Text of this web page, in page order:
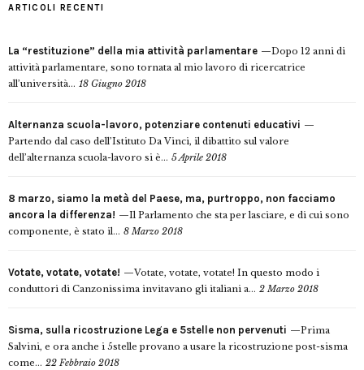
ARTICOLI RECENTI
La “restituzione” della mia attività parlamentare
Dopo 12 anni di
attività parlamentare, sono tornata al mio lavoro di ricercatrice
all’università... 18 Giugno 2018
Alternanza scuola-lavoro, potenziare contenuti educativi
Partendo dal caso dell’Istituto Da Vinci, il dibattito sul valore
dell’alternanza scuola-lavoro si è... 5 Aprile 2018
8 marzo, siamo la metà del Paese, ma, purtroppo, non facciamo
ancora la differenza!
Il Parlamento che sta per lasciare, e di cui sono
componente, è stato il... 8 Marzo 2018
Votate, votate, votate!
Votate, votate, votate! In questo modo i
conduttori di Canzonissima invitavano gli italiani a... 2 Marzo 2018
Sisma, sulla ricostruzione Lega e 5stelle non pervenuti
Prima
Salvini, e ora anche i 5stelle provano a usare la ricostruzione post-sisma
come... 22 Febbraio 2018